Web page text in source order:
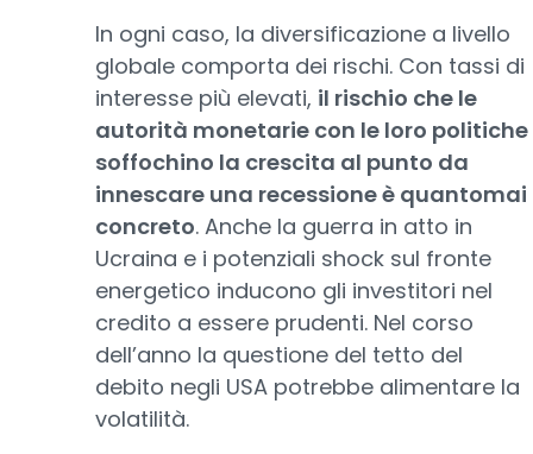
In ogni caso, la diversificazione a livello
globale comporta dei rischi. Con tassi di
interesse più elevati, il rischio che le
autorità monetarie con le loro politiche
soffochino la crescita al punto da
innescare una recessione è quantomai
concreto. Anche la guerra in atto in
Ucraina e i potenziali shock sul fronte
energetico inducono gli investitori nel
credito a essere prudenti. Nel corso
dell’anno la questione del tetto del
debito negli USA potrebbe alimentare la
volatilità.